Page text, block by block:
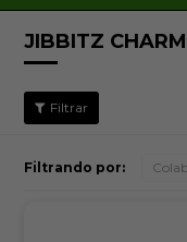
JIBBITZ CHARM
Filtrando por: